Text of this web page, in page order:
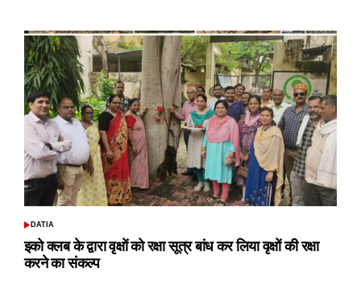
POSTED
DATIA
इको क्लब के द्वारा वृक्षों को रक्षा सूत्र बांध कर लिया वृक्षों की रक्षा
करने का संकल्प